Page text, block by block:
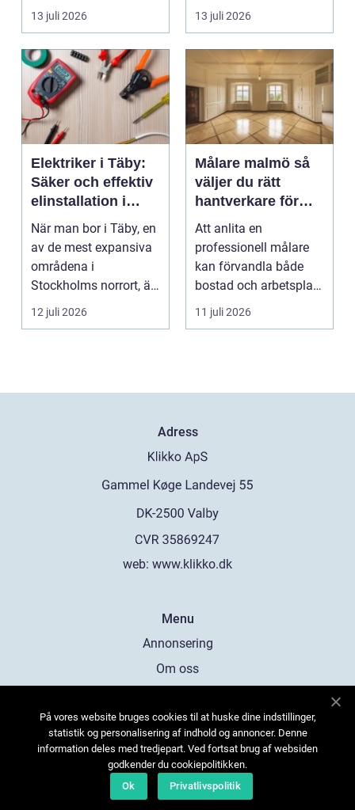
Stockholm handlar
valet av däck...
13 juli 2026
tänder, men skjuter
upp att gör...
13 juli 2026
Elektriker i Täby:
Säker och effektiv
elinstallation i
norrort
När man bor i Täby, en
av de mest expansiva
områdena i
Stockholms norrort, är
b...
12 juli 2026
Målare malmö så
väljer du rätt
hantverkare för
hem och företag
Att anlita en
professionell målare
kan förvandla både
bostad och arbetsplats
på kort tid. Färger, yt...
11 juli 2026
Adress
web: www.klikko.dk
Menu
Annonsering
Om oss
Kontakta oss
Sitemap
På vores website bruges cookies til at huske dine indstillinger,
statistik og personalisering af indhold og annoncer. Denne
information deles med tredjepart. Ved fortsat brug af websiden
godkender du cookiepolitikken.
Ok
Privatlivspolitik